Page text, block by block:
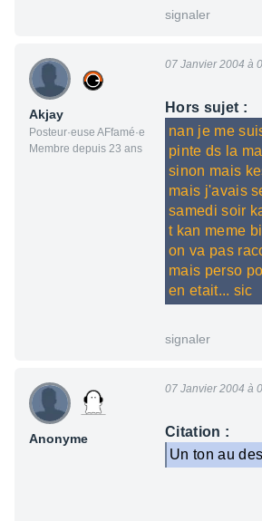
signaler
Akjay
Posteur·euse AFfamé·e
Membre depuis 23 ans
07 Janvier 2004 à
Hors sujet :
nan je me
pinte ds la
sinon mais
mais j'avais
samedi soir
t kan meme
on va pas
mais perso
en etait... sic
signaler
Anonyme
07 Janvier 2004 à
Citation :
Un ton au